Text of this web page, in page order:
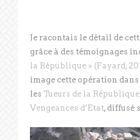
Je racontais le détail de
grâce à des témoignages
la République » (Fayard,
image cette opération
les Tueurs de la
Vengeances d’Etat, diffusé